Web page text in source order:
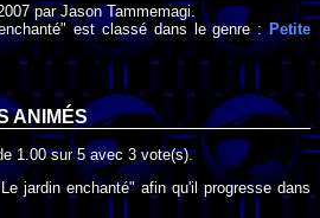
par Jason Tammemagi
est classé dans le genre :Petite
ANIMÉS
1.00sur5avec 3 vote(s).
jardin enchanté" afin qu'il progresse dans